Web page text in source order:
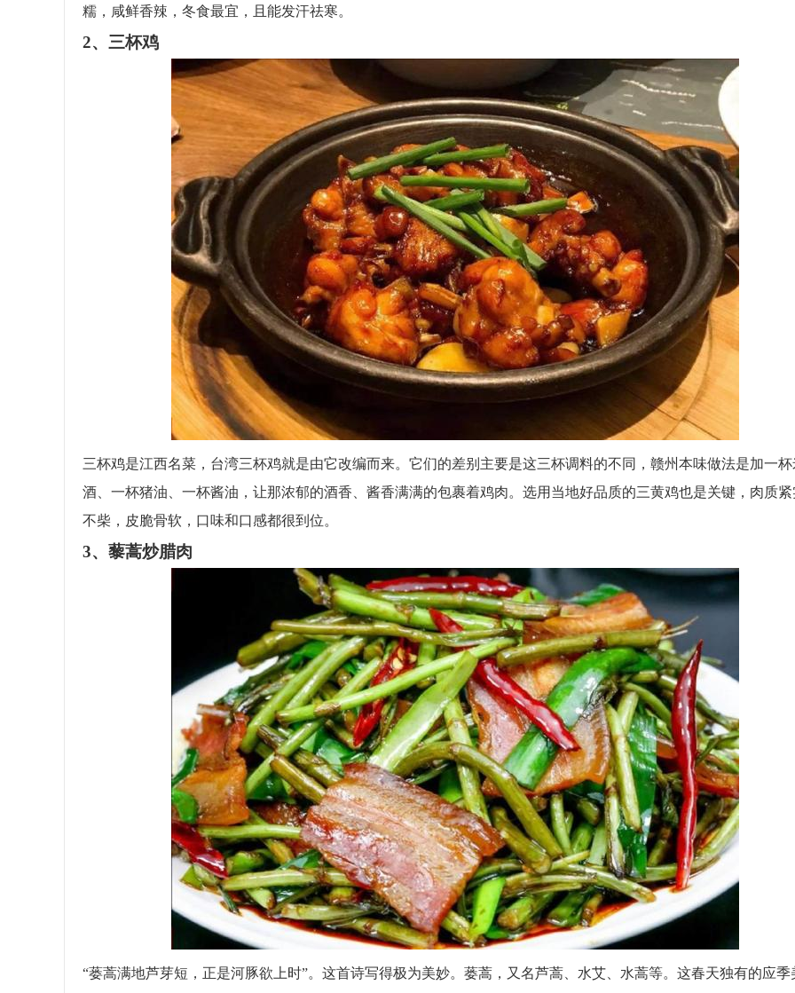
糯，咸鲜香辣，冬食最宜，且能发汗祛寒。
2、三杯鸡
三杯鸡是江西名菜，台湾三杯鸡就是由它改编而来。它们的差别主要是这三杯调料的不同，赣州本味做法是加一杯
酒、一杯猪油、一杯酱油，让那浓郁的酒香、酱香满满的包裹着鸡肉。选用当地好品质的三黄鸡也是关键，肉质
不柴，皮脆骨软，口味和口感都很到位。
3、藜蒿炒腊肉
“蒌蒿满地芦芽短，正是河豚欲上时”。这首诗写得极为美妙。蒌蒿，又名芦蒿、水艾、水蒿等。这春天独有的应季